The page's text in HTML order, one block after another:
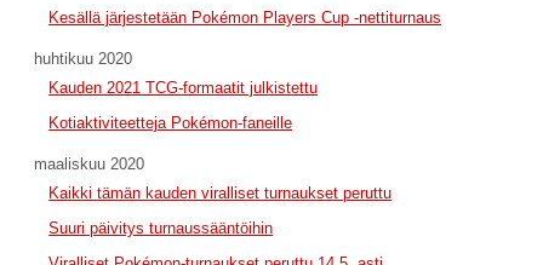
Kesällä järjestetään Pokémon Players Cup -nettiturnaus
huhtikuu 2020
Kauden 2021 TCG-formaatit julkistettu
Kotiaktiviteetteja Pokémon-faneille
maaliskuu 2020
Kaikki tämän kauden viralliset turnaukset peruttu
Suuri päivitys turnaussääntöihin